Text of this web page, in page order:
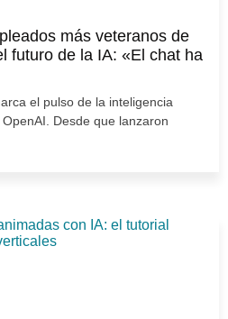
más veteranos de
futuro de la IA: «El chat ha
el pulso de la inteligencia
Desde que lanzaron